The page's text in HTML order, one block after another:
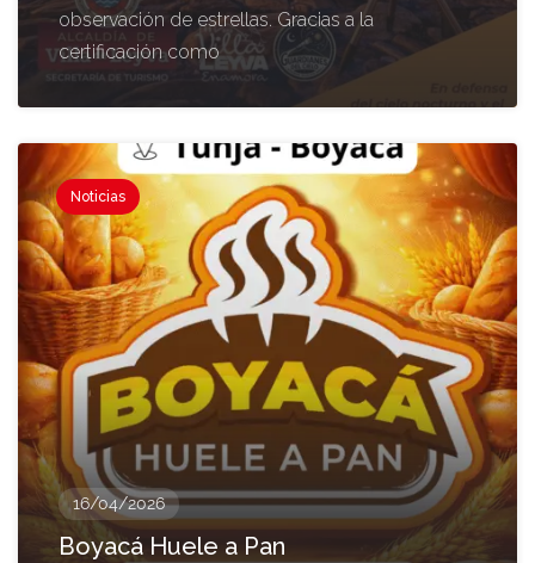
observación de estrellas. Gracias a la
certificación como
Noticias
16/04/2026
Boyacá Huele a Pan